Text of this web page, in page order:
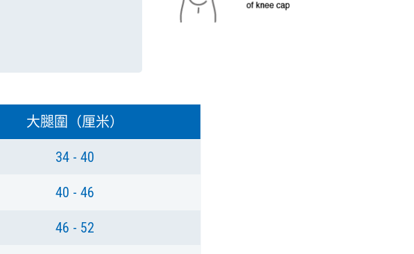
大腿圍（厘米）
34 - 40
40 - 46
46 - 52